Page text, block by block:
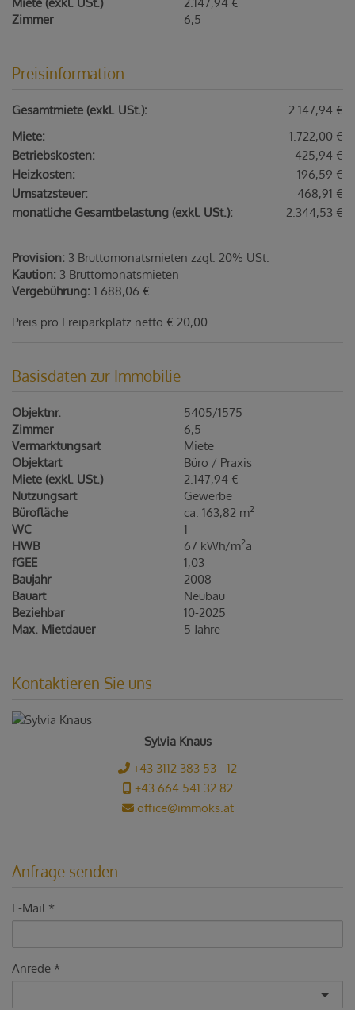
Zimmer
6,5
Preisinformation
Gesamtmiete (exkl. USt.):
2.147,94 €
Miete:
1.722,00 €
Betriebskosten:
425,94 €
Heizkosten:
196,59 €
Umsatzsteuer:
468,91 €
monatliche Gesamtbelastung (exkl. USt.):
2.344,53 €
Provision: 3 Bruttomonatsmieten zzgl. 20% USt.
Kaution: 3 Bruttomonatsmieten
Vergebührung: 1.688,06 €
Preis pro Freiparkplatz netto € 20,00
Basisdaten zur Immobilie
Objektnr.
5405/1575
Zimmer
6,5
Vermarktungsart
Miete
Objektart
Büro / Praxis
Miete (exkl. USt.)
2.147,94 €
Nutzungsart
Gewerbe
Bürofläche
ca. 163,82 m2
WC
1
HWB
67 kWh/m2a
fGEE
1,03
Baujahr
2008
Bauart
Neubau
Beziehbar
10-2025
Max. Mietdauer
5 Jahre
Kontaktieren Sie uns
Sylvia Knaus
+43 3112 383 53 - 12
+43 664 541 32 82
office@immoks.at
Anfrage senden
E-Mail
Anrede